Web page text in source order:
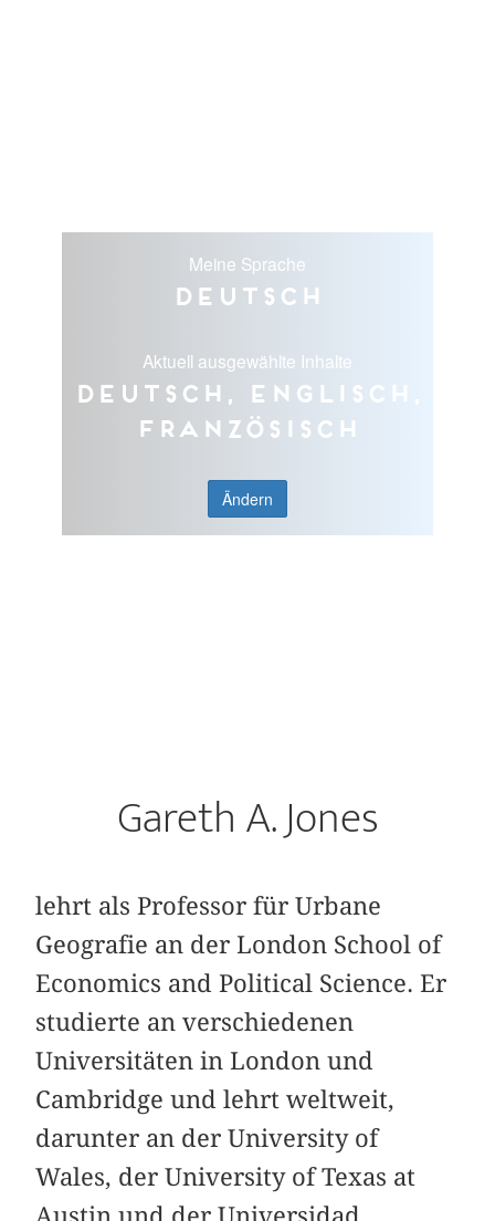
Meine Sprache
Deutsch
Aktuell ausgewählte Inhalte
Deutsch, Englisch,
Französisch
Ändern
Gareth A. Jones
lehrt als Professor für Urbane
Geografie an der London School of
Economics and Political Science. Er
studierte an verschiedenen
Universitäten in London und
Cambridge und lehrt weltweit,
darunter an der University of
Wales, der University of Texas at
Austin und der Universidad